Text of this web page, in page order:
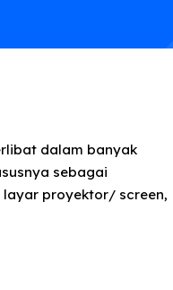
dalam banyak
sebagai
proyektor/ screen,